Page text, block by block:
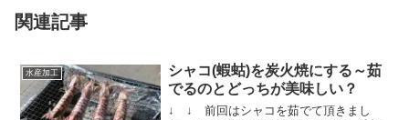
関連記事
水産加工
シャコ(蝦蛄)を炭火焼にする～茹
でるのとどっちが美味しい？
↓ ↓ 前回はシャコを茹でて頂きまし